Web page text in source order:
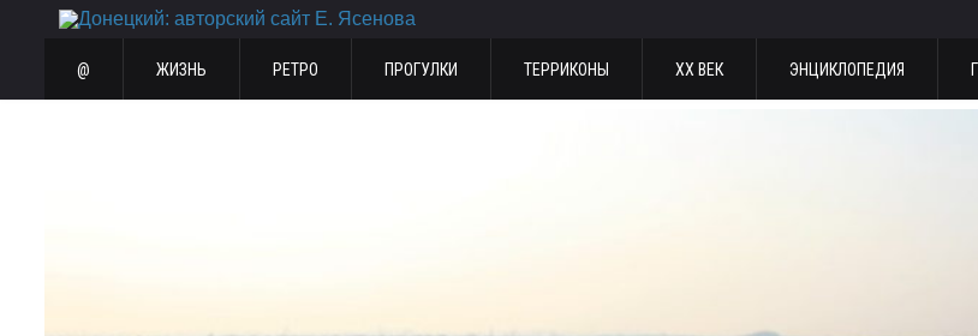
@ ЖИЗНЬ РЕТРО ПРОГУЛКИ ТЕРРИКОНЫ ХХ ВЕК ЭНЦИКЛОПЕДИЯ